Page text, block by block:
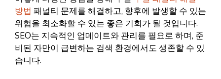
방법 패널티 문제를 해결하고, 향후에 발생할 수 있는
위험을 최소화할 수 있는 좋은 기회가 될 것입니다.
SEO는 지속적인 업데이트와 관리를 필요로 하며, 준
비된 자만이 급변하는 검색 환경에서도 생존할 수 있
습니다.